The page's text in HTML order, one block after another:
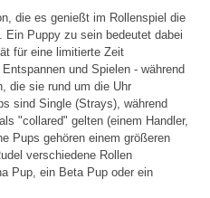
die es genießt im Rollenspiel die
Ein Puppy zu sein bedeutet dabei
für eine limitierte Zeit
und Spielen - während
die sie rund um die Uhr
sind Single (Strays), während
"collared" gelten (einem Handler,
Pups gehören einem größeren
verschiedene Rollen
Pup, ein Beta Pup oder ein